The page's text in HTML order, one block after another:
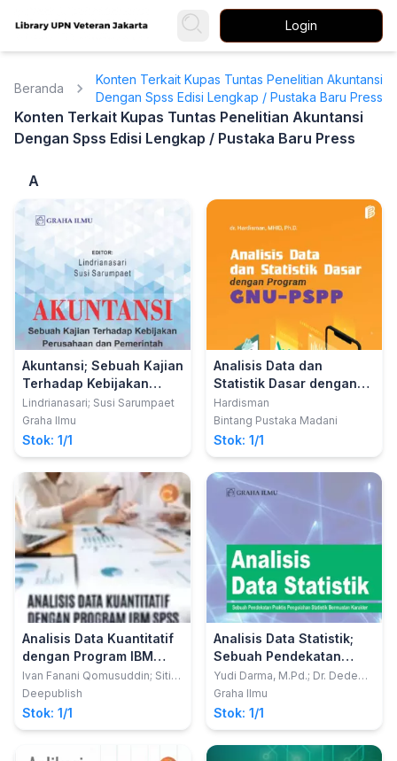
Login
Beranda
Konten Terkait Kupas Tuntas Penelitian Akuntansi
Dengan Spss Edisi Lengkap / Pustaka Baru Press
Konten Terkait Kupas Tuntas Penelitian Akuntansi
Dengan Spss Edisi Lengkap / Pustaka Baru Press
A
Akuntansi; Sebuah Kajian
Terhadap Kebijakan
Perusahaan dan
Pemerintah
Lindrianasari; Susi Sarumpaet
Graha Ilmu
Stok: 1/1
Analisis Data dan
Statistik Dasar dengan
Program GNU-PSPP:
Alternatif IBM-SPSS ®
Gratis, Praktis, dan Legal
dengan Penerapan di
Bidang Kesehatan
Hardisman
Bintang Pustaka Madani
Stok: 1/1
Analisis Data Kuantitatif
dengan Program IBM
SPSS Statistic 20.0
Ivan Fanani Qomusuddin; Siti
Romlah
Deepublish
Stok: 1/1
Analisis Data Statistik;
Sebuah Pendekatan
Praktis Pengolahan
Statistik Bermuatan
Karakter
Yudi Darma, M.Pd.; Dr. Dede
Suratman, M.Si.; Dr. Ahmad
Graha Ilmu
Stok: 1/1